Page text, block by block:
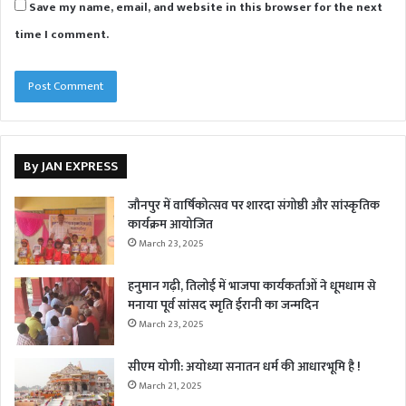
Save my name, email, and website in this browser for the next
time I comment.
By JAN EXPRESS
जौनपुर में वार्षिकोत्सव पर शारदा संगोष्ठी और सांस्कृतिक
कार्यक्रम आयोजित
March 23, 2025
हनुमान गढ़ी, तिलोई में भाजपा कार्यकर्ताओं ने धूमधाम से
मनाया पूर्व सांसद स्मृति ईरानी का जन्मदिन
March 23, 2025
सीएम योगी: अयोध्या सनातन धर्म की आधारभूमि है !
March 21, 2025